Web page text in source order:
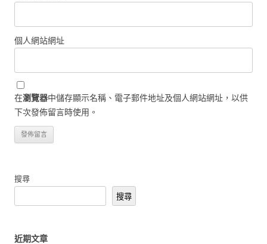
個人網站網址
在瀏覽器中儲存顯示名稱、電子郵件地址及個人網站網址，以供
下次發佈留言時使用。
搜尋
搜尋
近期文章